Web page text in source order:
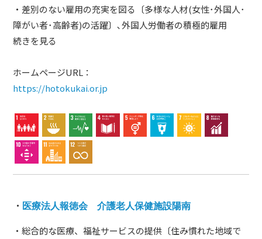
・差別のない雇用の充実を図る〔多様な人材(女性･外国人･
障がい者･高齢者)の活躍〕､外国人労働者の積極的雇用
続きを見る
ホームページURL：
https://hotokukai.or.jp
・ 医療法人報徳会 介護老人保健施設陽南
・総合的な医療、福祉サービスの提供〔住み慣れた地域で